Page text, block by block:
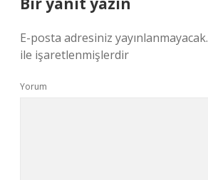
E-posta adresiniz yayınlanmayacak.
ile işaretlenmişlerdir
Yorum